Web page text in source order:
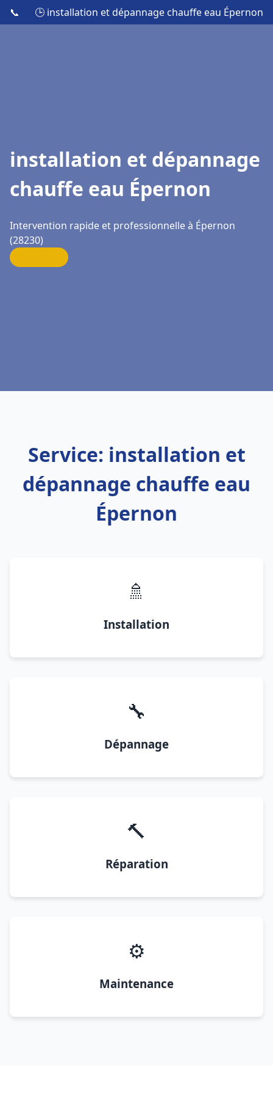
📞 🕒 installation et dépannage chauffe eau Épernon
installation et dépannage
chauffe eau Épernon
Intervention rapide et professionnelle à Épernon
(28230)
Service: installation et
dépannage chauffe eau
Épernon
🚿
Installation
🔧
Dépannage
🔨
Réparation
⚙️
Maintenance